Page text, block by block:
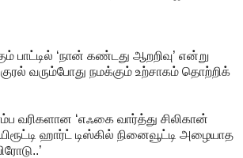
பாட்டில் ‘நான் கண்டது ஆறறிவு’ என்று
குரல் வரும்போது நமக்கும் உற்சாகம் தொற்றிக்
வரிகளான ‘எஃகை வார்த்து சிலிகான்
ஹார்ட் டிஸ்கில் நினைவூட்டி அழையாத